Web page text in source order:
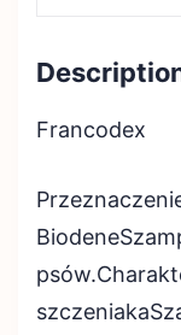
Francodex